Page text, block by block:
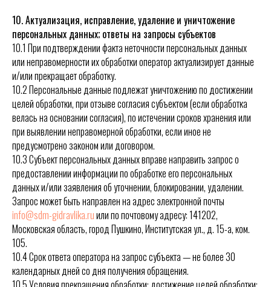
10. Актуализация, исправление, удаление и уничтожение
персональных данных; ответы на запросы субъектов
10.1 При подтверждении факта неточности персональных данных
или неправомерности их обработки оператор актуализирует данные
и/или прекращает обработку.
10.2 Персональные данные подлежат уничтожению по достижении
целей обработки, при отзыве согласия субъектом (если обработка
велась на основании согласия), по истечении сроков хранения или
при выявлении неправомерной обработки, если иное не
предусмотрено законом или договором.
10.3 Субъект персональных данных вправе направить запрос о
предоставлении информации по обработке его персональных
данных и/или заявления об уточнении, блокировании, удалении.
Запрос может быть направлен на адрес электронной почты
info@sdm-gidravlika.ruили по почтовому адресу: 141202,
Московская область, город Пушкино, Институтская ул., д. 15-а, ком.
105.
10.4 Срок ответа оператора на запрос субъекта — не более 30
календарных дней со дня получения обращения.